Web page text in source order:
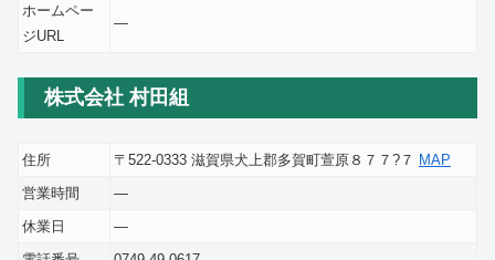
ホームペー
ジURL
―
株式会社 村田組
住所 〒522-0333 滋賀県犬上郡多賀町萱原８７７?７ MAP
営業時間
―
休業日
―